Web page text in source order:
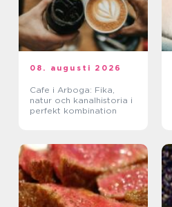
08. augusti 2026
Cafe i Arboga: Fika,
natur och kanalhistoria i
perfekt kombination